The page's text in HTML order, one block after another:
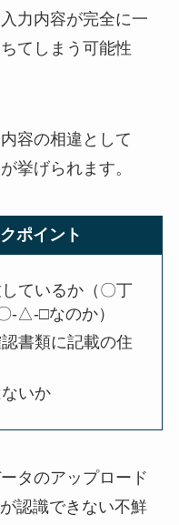
力内容が完全に一
てしまう可能性
容の相違として
挙げられます。
ポイント
ているか（〇丁
-△-□なのか）
書類に記載の住
いか
タのアップロード
認識できない不鮮